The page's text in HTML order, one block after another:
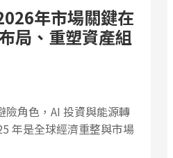
年市場關鍵在
局、重塑資產組
險角色，AI 投資與能源轉
年是全球經濟重整與市場